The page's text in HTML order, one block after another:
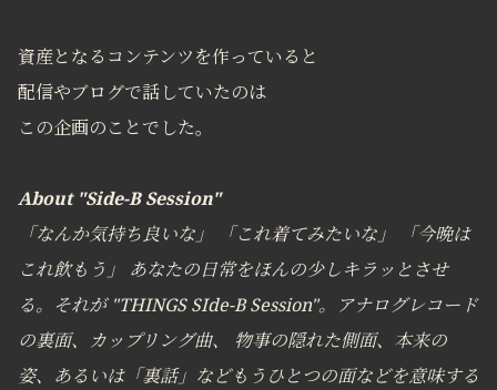
資産となるコンテンツを作っていると
配信やブログで話していたのは
この企画のことでした。
About "Side-B Session"
「なんか気持ち良いな」 「これ着てみたいな」 「今晩は
これ飲もう」 あなたの日常をほんの少しキラッとさせ
る。それが "THINGS SIde-B Session"。アナログレコード
の裏面、カップリング曲、 物事の隠れた側面、本来の
姿、あるいは「裏話」などもうひとつの面などを意味する